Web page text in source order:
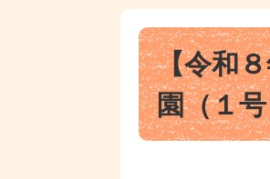
本
文 【令和
園（１